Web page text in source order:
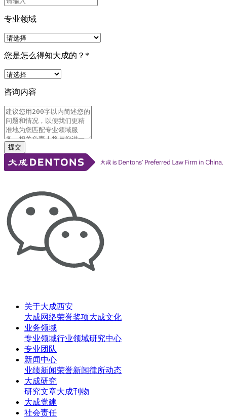
专业领域
您是怎么得知大成的？ *
咨询内容
提交
关于大成西安
大成网络荣誉奖项大成文化
业务领域
专业领域行业领域研究中心
专业团队
新闻中心
业绩新闻荣誉新闻律所动态
大成研究
研究文章大成刊物
大成党建
社会责任